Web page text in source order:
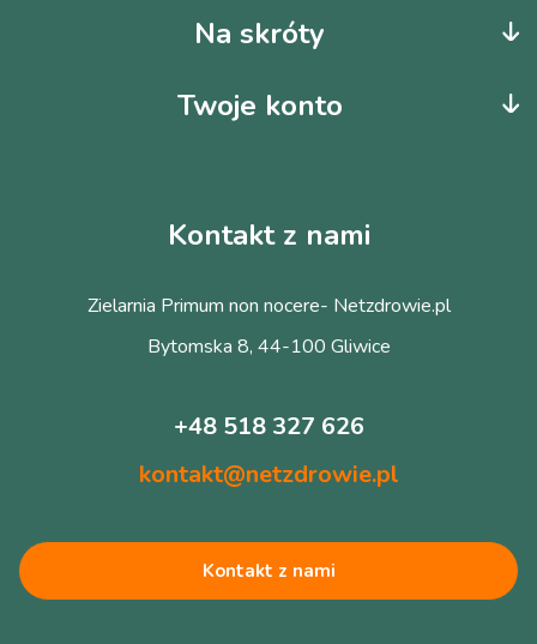
Na skróty
Twoje konto
Kontakt z nami
Zielarnia Primum non nocere- Netzdrowie.pl
Bytomska 8, 44-100 Gliwice
+48 518 327 626
kontakt@netzdrowie.pl
Kontakt z nami